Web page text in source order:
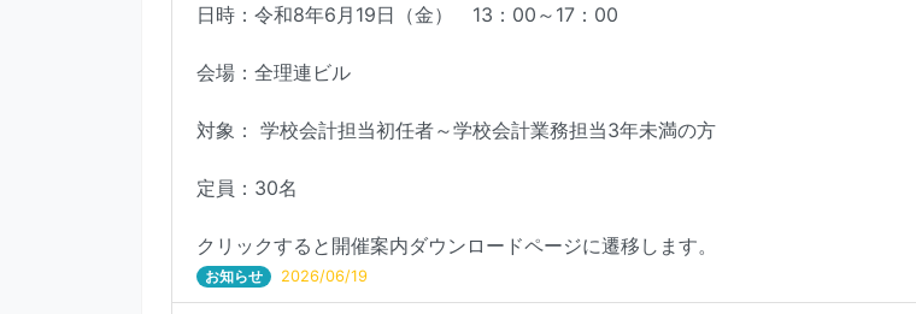
日時：令和8年6月19日（金） 13：00～17：00
会場：全理連ビル
対象： 学校会計担当初任者～学校会計業務担当3年未満の方
定員：30名
クリックすると開催案内ダウンロードページに遷移します。
お知らせ 2026/06/19